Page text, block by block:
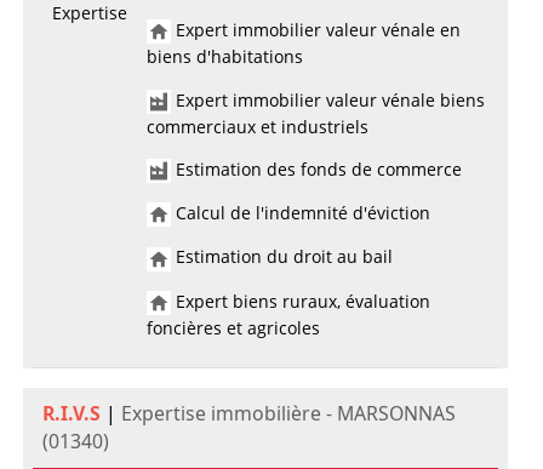
Expertise
Expert immobilier valeur vénale en
biens d'habitations
Expert immobilier valeur vénale biens
commerciaux et industriels
Estimation des fonds de commerce
Calcul de l'indemnité d'éviction
Estimation du droit au bail
Expert biens ruraux, évaluation
foncières et agricoles
R.I.V.S | Expertise immobilière - MARSONNAS
(01340)